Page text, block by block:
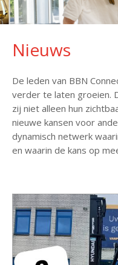
Nieuws
De leden van BBN
verder te laten groeien.
zij niet alleen hun
nieuwe kansen voor
dynamisch netwerk
en waarin de kans op